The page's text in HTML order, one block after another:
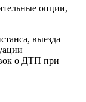
опции,
выезда
о ДТП при